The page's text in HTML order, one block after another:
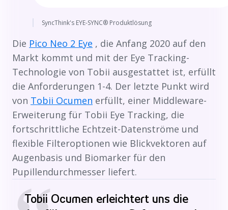
SyncThink's EYE-SYNC® Produktlösung
Die Pico Neo 2 Eye , die Anfang 2020 auf den
Markt kommt und mit der Eye Tracking-
Technologie von Tobii ausgestattet ist, erfüllt
die Anforderungen 1-4. Der letzte Punkt wird
von Tobii Ocumen erfüllt, einer Middleware-
Erweiterung für Tobii Eye Tracking, die
fortschrittliche Echtzeit-Datenströme und
flexible Filteroptionen wie Blickvektoren auf
Augenbasis und Biomarker für den
Pupillendurchmesser liefert.
Tobii Ocumen erleichtert uns die